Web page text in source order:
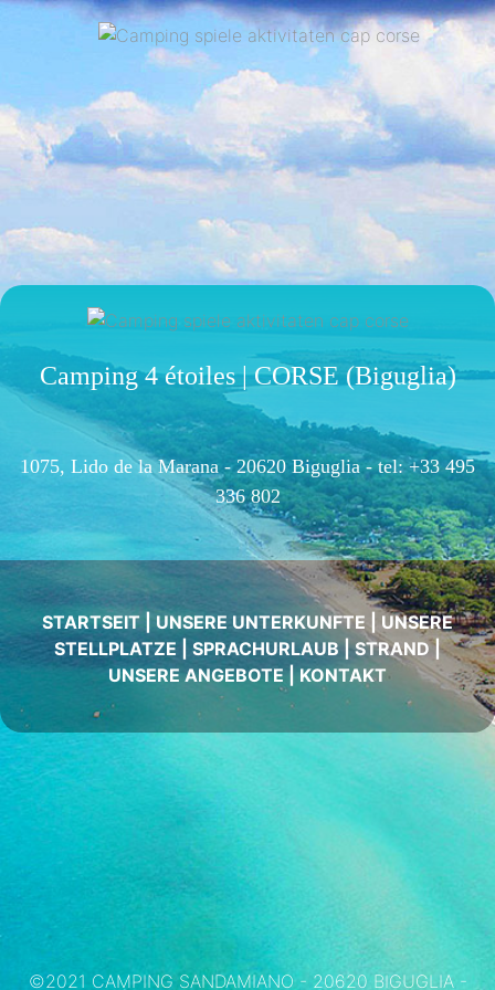
Camping 4 étoiles | CORSE (Biguglia)
1075, Lido de la Marana - 20620 Biguglia - tel: +33 495
336 802
STARTSEIT | UNSERE UNTERKUNFTE
UNSERE
STELLPLATZE
SPRACHURLAUB|STRAND|
UNSERE ANGEBOTE| KONTAKT
©2021 CAMPING SANDAMIANO - 20620 BIGUGLIA -